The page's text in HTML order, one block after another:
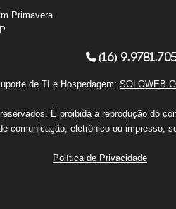
Primavera
(16)
de TI e Hospedagem:
É proibida a reprodução do
comunicação, eletrônico ou impresso,
Política de Privacidade